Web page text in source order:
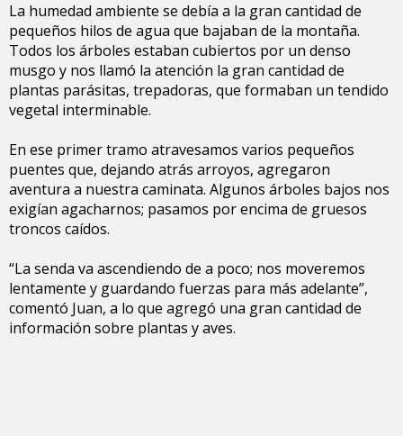
La humedad ambiente se debía a la gran cantidad de
pequeños hilos de agua que bajaban de la montaña.
Todos los árboles estaban cubiertos por un denso
musgo y nos llamó la atención la gran cantidad de
plantas parásitas, trepadoras, que formaban un tendido
vegetal interminable.
En ese primer tramo atravesamos varios pequeños
puentes que, dejando atrás arroyos, agregaron
aventura a nuestra caminata. Algunos árboles bajos nos
exigían agacharnos; pasamos por encima de gruesos
troncos caídos.
“La senda va ascendiendo de a poco; nos moveremos
lentamente y guardando fuerzas para más adelante”,
comentó Juan, a lo que agregó una gran cantidad de
información sobre plantas y aves.